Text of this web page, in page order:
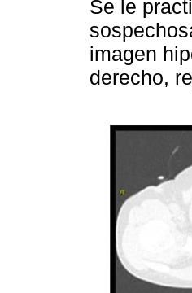
Se le
imagen
derecho,